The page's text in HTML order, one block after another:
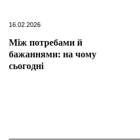
16.02.2026
Між потребами й
бажаннями: на чому
сьогодні